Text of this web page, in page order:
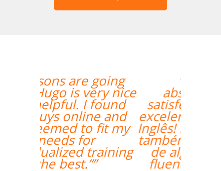
“”Lila está
absolutamente
satisfeita por ter um
excelente professor de
Inglês! Pontos positivos
também para a seleção
de alguém que fala
fluentemente russo